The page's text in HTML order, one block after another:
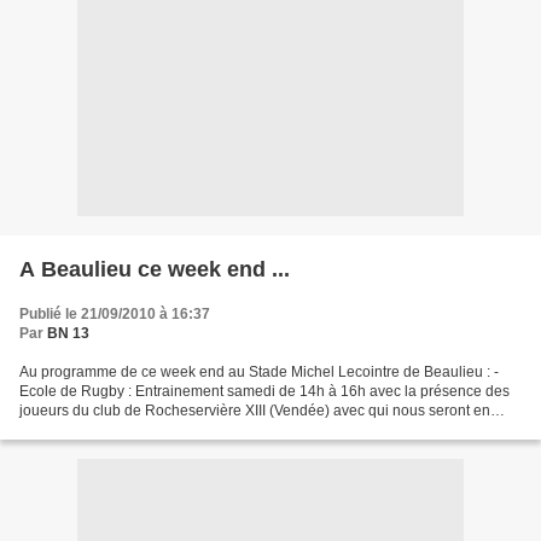
A Beaulieu ce week end ...
Publié le 21/09/2010 à 16:37
Par BN 13
Au programme de ce week end au Stade Michel Lecointre de Beaulieu : -
Ecole de Rugby : Entrainement samedi de 14h à 16h avec la présence des
joueurs du club de Rocheservière XIII (Vendée) avec qui nous seront en